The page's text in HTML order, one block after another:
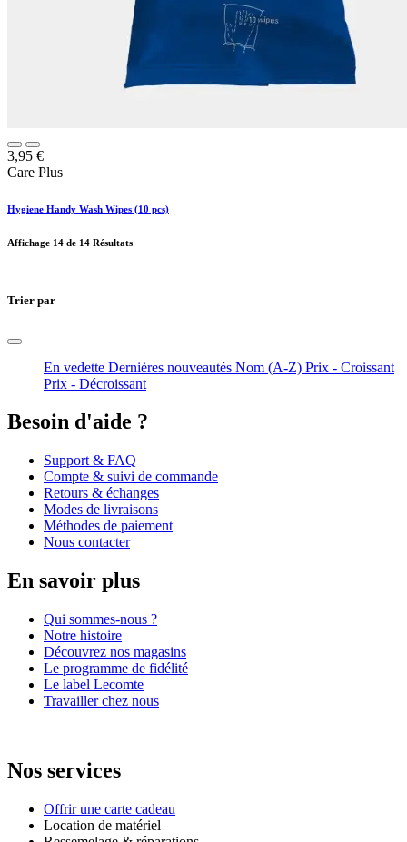
3,95 €
Care Plus
Hygiene Handy Wash Wipes (10 pcs)
Affichage 14 de 14 Résultats
Trier par
En vedette Dernières nouveautés Nom (A-Z) Prix - Croissant
Prix - Décroissant
Besoin d'aide ?
Support & FAQ
Compte & suivi de commande
Retours & échanges
Modes de livraisons
Méthodes de paiement
Nous contacter
En savoir plus
Qui sommes-nous ?
Notre histoire
Découvrez nos magasins
Le programme de fidélité
Le label Lecomte
Travailler chez nous
Nos services
Offrir une carte cadeau
Location de matériel